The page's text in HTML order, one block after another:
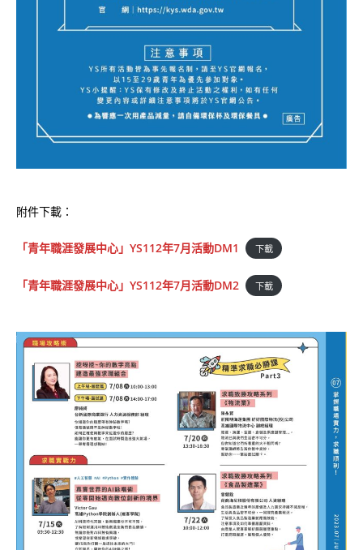
附件下載：
「青年職涯發展中心」YS112年7月活動DM1 下載
「青年職涯發展中心」YS112年7月活動DM2 下載